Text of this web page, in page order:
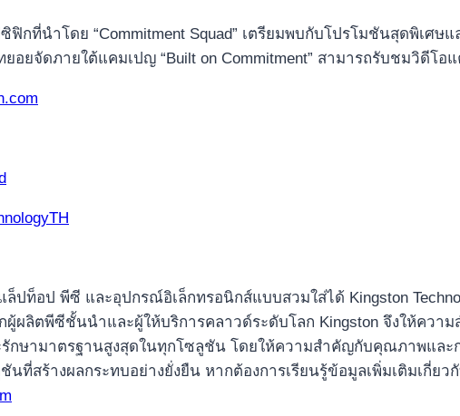
กที่นำโดย “Commitment Squad” เตรียมพบกับโปรโมชันสุดพิเศษ
ยอยจัดภายใต้แคมเปญ “Built on Commitment” สามารถรับชมวิดีโ
ปท็อป พีซี และอุปกรณ์อิเล็กทรอนิกส์แบบสวมใส่ได้ Kingston
ผลิตพีซีชั้นนำและผู้ให้บริการคลาวด์ระดับโลก Kingston จึงให้ควา
รักษามาตรฐานสูงสุดในทุกโซลูชัน โดยให้ความสำคัญกับคุณภาพและ
ที่สร้างผลกระทบอย่างยั่งยืน หากต้องการเรียนรู้ข้อมูลเพิ่มเติมเกี่ยว